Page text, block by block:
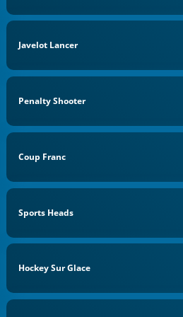
Javelot Lancer
Penalty Shooter
Coup Franc
Sports Heads
Hockey Sur Glace